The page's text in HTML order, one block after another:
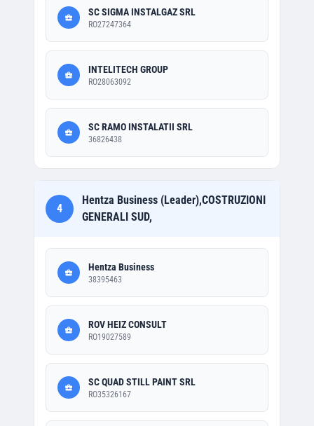
SC SIGMA INSTALGAZ SRL
RO27247364
INTELITECH GROUP
RO28063092
SC RAMO INSTALATII SRL
36826438
4
Hentza Business (Leader),COSTRUZIONI
GENERALI SUD,
Hentza Business
38395463
ROV HEIZ CONSULT
RO19027589
SC QUAD STILL PAINT SRL
RO35326167